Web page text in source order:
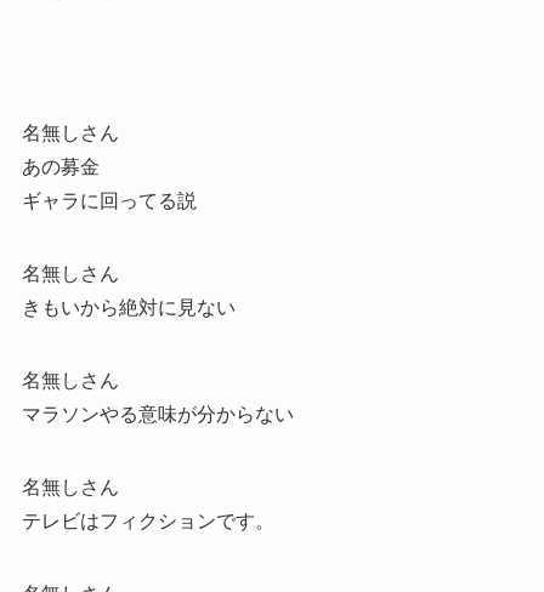
名無しさん
あの募金
ギャラに回ってる説
名無しさん
きもいから絶対に見ない
名無しさん
マラソンやる意味が分からない
名無しさん
テレビはフィクションです。